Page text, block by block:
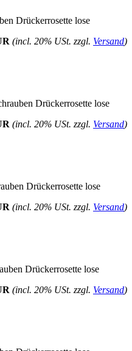
Drückerrosette lose
(incl. 20% USt. zzgl. Versand)
Drückerrosette lose
(incl. 20% USt. zzgl. Versand)
Drückerrosette lose
(incl. 20% USt. zzgl. Versand)
Drückerrosette lose
(incl. 20% USt. zzgl. Versand)